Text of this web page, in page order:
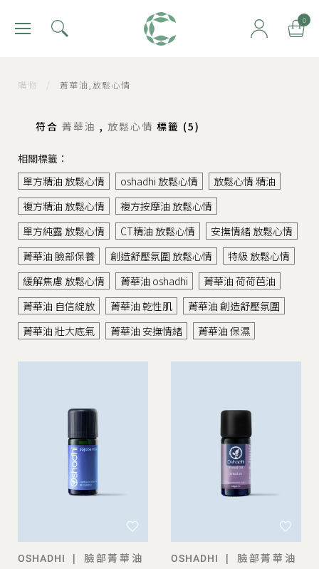
肯園 Canjune 0
購物 / 菁華油,放鬆心情
符合 菁華油 , 放鬆心情 標籤 (5)
相關標籤：
單方精油 放鬆心情
oshadhi 放鬆心情
放鬆心情 精油
複方精油 放鬆心情
複方按摩油 放鬆心情
單方純露 放鬆心情
CT精油 放鬆心情
安撫情緒 放鬆心情
菁華油 臉部保養
創造舒壓氛圍 放鬆心情
特級 放鬆心情
緩解焦慮 放鬆心情
菁華油 oshadhi
菁華油 荷荷芭油
菁華油 自信綻放
菁華油 乾性肌
菁華油 創造舒壓氛圍
菁華油 壯大底氣
菁華油 安撫情緒 菁華油 保濕
OSHADHI |
臉部菁華油
OSHADHI |
臉部菁華油